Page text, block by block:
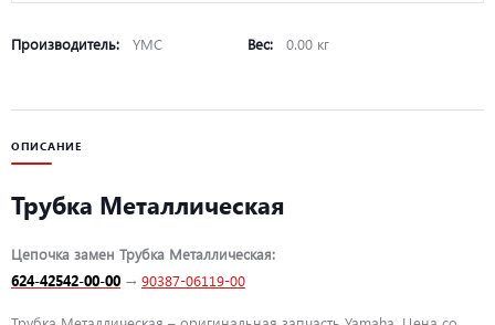
Производитель: YMC Вес: 0.00 кг
ОПИСАНИЕ
Трубка Металлическая
Цепочка замен Трубка Металлическая:
624-42542-00-00 → 90387-06119-00